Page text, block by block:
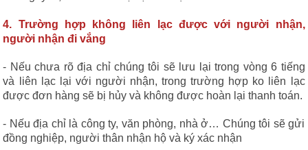
4. Trường hợp không liên lạc được với người nhận,
người nhận đi vắng
- Nếu chưa rõ địa chỉ chúng tôi sẽ lưu lại trong vòng 6 tiếng
và liên lạc lại với người nhận, trong trường hợp ko liên lạc
được đơn hàng sẽ bị hủy và không được hoàn lại thanh toán.
- Nếu địa chỉ là công ty, văn phòng, nhà ở… Chúng tôi sẽ gửi
đồng nghiệp, người thân nhận hộ và ký xác nhận